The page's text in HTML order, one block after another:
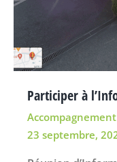
Participer à
Accompagnement
23 septembre,